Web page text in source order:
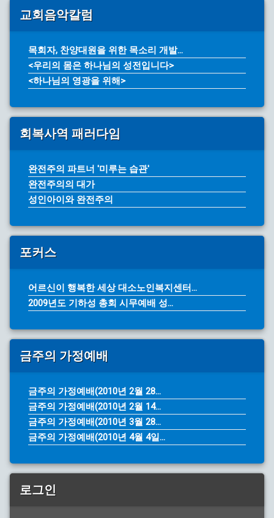
교회음악칼럼
목회자, 찬양대원을 위한 목소리 개발...
<우리의 몸은 하나님의 성전입니다>
<하나님의 영광을 위해>
회복사역 패러다임
완전주의 파트너 '미루는 습관'
완전주의의 대가
성인아이와 완전주의
포커스
어르신이 행복한 세상 대소노인복지센터...
2009년도 기하성 총회 시무예배 성...
금주의 가정예배
금주의 가정예배(2010년 2월 28...
금주의 가정예배(2010년 2월 14...
금주의 가정예배(2010년 3월 28...
금주의 가정예배(2010년 4월 4일...
로그인